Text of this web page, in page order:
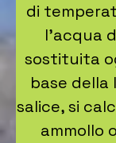
di
l’acqua
sostituita
base della
salice, si
ammollo